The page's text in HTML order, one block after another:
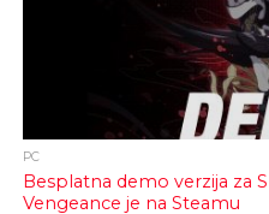
PC
Besplatna demo verzija za
Vengeance je na Steamu